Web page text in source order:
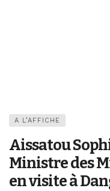
A L’AFFICHE
Aissatou
Ministre des
en visite à